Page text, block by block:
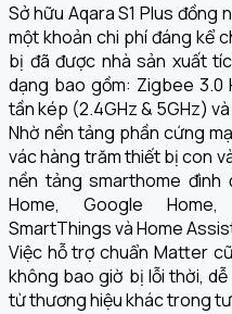
Sở hữu Aqara S1 Plus đồng
một khoản chi phí đáng kể
bị đã được nhà sản xuất
dạng bao gồm: Zigbee 3.0
tần kép (2.4GHz & 5GHz)
Nhờ nền tảng phần cứng
vác hàng trăm thiết bị con
nền tảng smarthome đình
Home, Google Home,
SmartThings và Home
Việc hỗ trợ chuẩn Matter
không bao giờ bị lỗi thời,
từ thương hiệu khác trong